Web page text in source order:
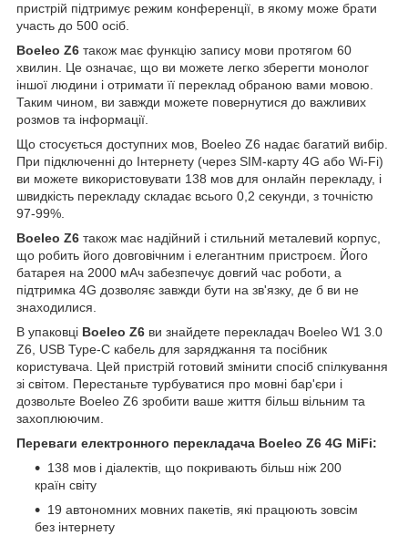
пристрій підтримує режим конференції, в якому може брати
участь до 500 осіб.
Boeleo Z6 також має функцію запису мови протягом 60
хвилин. Це означає, що ви можете легко зберегти монолог
іншої людини і отримати її переклад обраною вами мовою.
Таким чином, ви завжди можете повернутися до важливих
розмов та інформації.
Що стосується доступних мов, Boeleo Z6 надає багатий вибір.
При підключенні до Інтернету (через SIM-карту 4G або Wi-Fi)
ви можете використовувати 138 мов для онлайн перекладу, і
швидкість перекладу складає всього 0,2 секунди, з точністю
97-99%.
Boeleo Z6 також має надійний і стильний металевий корпус,
що робить його довговічним і елегантним пристроєм. Його
батарея на 2000 мАч забезпечує довгий час роботи, а
підтримка 4G дозволяє завжди бути на зв'язку, де б ви не
знаходилися.
В упаковці Boeleo Z6 ви знайдете перекладач Boeleo W1 3.0
Z6, USB Type-C кабель для заряджання та посібник
користувача. Цей пристрій готовий змінити спосіб спілкування
зі світом. Перестаньте турбуватися про мовні бар'єри і
дозвольте Boeleo Z6 зробити ваше життя більш вільним та
захоплюючим.
Переваги електронного перекладача Boeleo Z6 4G MiFi:
138 мов і діалектів, що покривають більш ніж 200
країн світу
19 автономних мовних пакетів, які працюють зовсім
без інтернету